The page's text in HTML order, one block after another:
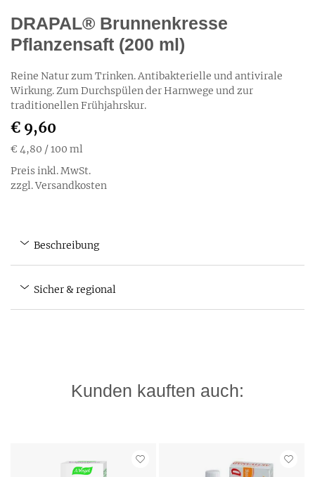
DRAPAL® Brunnenkresse
Pflanzensaft (200 ml)
Reine Natur zum Trinken. Antibakterielle und antivirale
Wirkung. Zum Durchspülen der Harnwege und zur
traditionellen Frühjahrskur.
€ 9,60
€ 4,80 / 100 ml
Preis inkl. MwSt.
zzgl. Versandkosten
Beschreibung
Sicher & regional
Kunden kauften auch: